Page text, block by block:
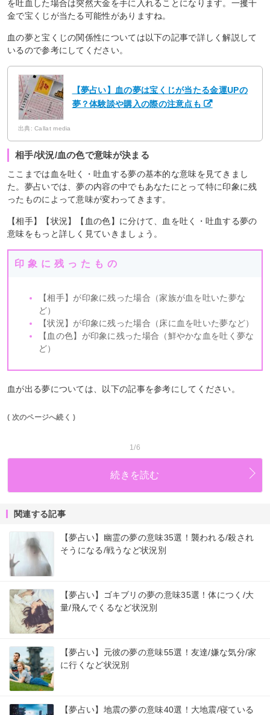
を吐血した場合は突然大金を手に入れることになります。一攫千
金で宝くじが当たる可能性がありますね。
血の夢と宝くじの関係性については以下の記事で詳しく解説して
いるので参考にしてください。
【夢占い】血の夢は宝くじが当たる金運UPの
夢？体験談や購入の際の注意点も
出典: Callat media
相手/状況/血の色で意味が決まる
ここまでは血を吐く・吐血する夢の基本的な意味を見てきまし
た。夢占いでは、夢の内容の中でもあなたにとって特に印象に残
ったものによって意味が変わってきます。
【相手】【状況】【血の色】に分けて、血を吐く・吐血する夢の
意味をもっと詳しく見ていきましょう。
印象に残ったもの
【相手】が印象に残った場合（家族が血を吐いた夢な
ど）
【状況】が印象に残った場合（床に血を吐いた夢など）
【血の色】が印象に残った場合（鮮やかな血を吐く夢な
ど）
血が出る夢については、以下の記事を参考にしてください。
( 次のページへ続く )
1/6
続きを読む
関連する記事
【夢占い】幽霊の夢の意味35選！襲われる/殺され
そうになる/戦うなど状況別
【夢占い】ゴキブリの夢の意味35選！体につく/大
量/飛んでくるなど状況別
【夢占い】元彼の夢の意味55選！友達/嫌な気分/家
に行くなど状況別
【夢占い】地震の夢の意味40選！大地震/寝ている